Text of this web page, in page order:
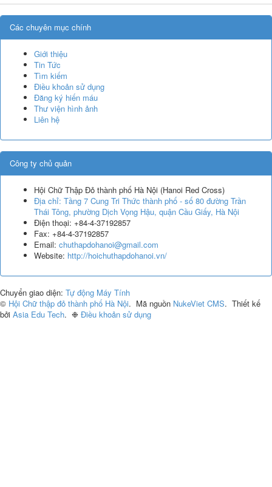
Các chuyên mục chính
Giới thiệu
Tin Tức
Tìm kiếm
Điều khoản sử dụng
Đăng ký hiến máu
Thư viện hình ảnh
Liên hệ
Công ty chủ quản
Hội Chữ Thập Đỏ thành phố Hà Nội (Hanoi Red Cross)
Địa chỉ: Tầng 7 Cung Tri Thức thành phố - số 80 đường Trần
Thái Tông, phường Dịch Vọng Hậu, quận Cầu Giấy, Hà Nội
Điện thoại: +84-4-37192857
Fax: +84-4-37192857
Email: chuthapdohanoi@gmail.com
Website: http://hoichuthapdohanoi.vn/
Chuyển giao diện: Tự động Máy Tính
© Hội Chữ thập đỏ thành phố Hà Nội. Mã nguồn NukeViet CMS. Thiết kế
bởi Asia Edu Tech. ❉ Điều khoản sử dụng